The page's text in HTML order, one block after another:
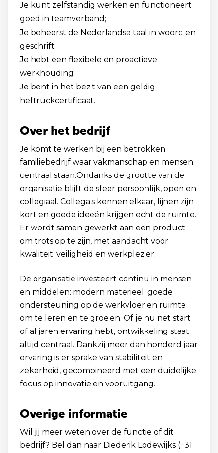
Je kunt zelfstandig werken en functioneert
goed in teamverband;
Je beheerst de Nederlandse taal in woord en
geschrift;
Je hebt een flexibele en proactieve
werkhouding;
Je bent in het bezit van een geldig
heftruckcertificaat.
Over het bedrijf
Je komt te werken bij een betrokken
familiebedrijf waar vakmanschap en mensen
centraal staan.Ondanks de grootte van de
organisatie blijft de sfeer persoonlijk, open en
collegiaal. Collega’s kennen elkaar, lijnen zijn
kort en goede ideeën krijgen echt de ruimte.
Er wordt samen gewerkt aan een product
om trots op te zijn, met aandacht voor
kwaliteit, veiligheid en werkplezier.
De organisatie investeert continu in mensen
en middelen: modern materieel, goede
ondersteuning op de werkvloer en ruimte
om te leren en te groeien. Of je nu net start
of al jaren ervaring hebt, ontwikkeling staat
altijd centraal. Dankzij meer dan honderd jaar
ervaring is er sprake van stabiliteit en
zekerheid, gecombineerd met een duidelijke
focus op innovatie en vooruitgang.
Overige informatie
Wil jij meer weten over de functie of dit
bedrijf? Bel dan naar Diederik Lodewijks (+31